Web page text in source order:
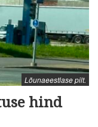
Lõunaeestlase pilt.
hind